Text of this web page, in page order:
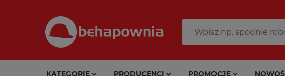
KATEGORIE PRODUCENCI PROMOCJE